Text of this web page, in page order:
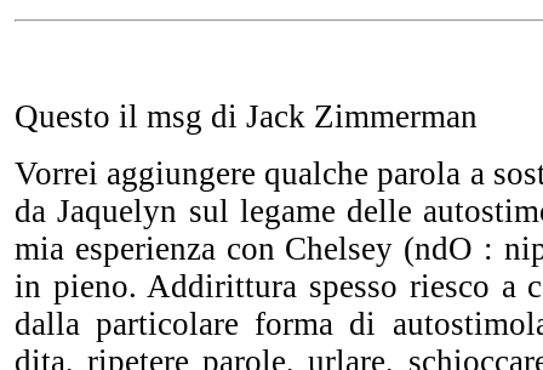
Questo il msg di Jack Zimmerman
Vorrei aggiungere qualche parola a
da Jaquelyn sul legame delle
mia esperienza con Chelsey (ndO :
in pieno. Addirittura spesso riesco a
dalla particolare forma di
dita, ripetere parole, urlare,